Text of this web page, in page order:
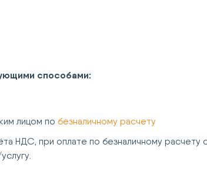
способами:
лицом по безналичному расчету
НДС, при оплате по безналичному расчету